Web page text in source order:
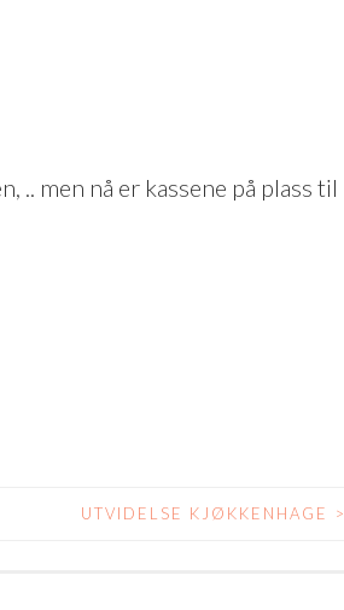
men nå er kassene på plass til
UTVIDELSE KJØKKENHAGE >